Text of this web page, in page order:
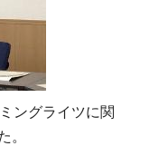
ングライツに関